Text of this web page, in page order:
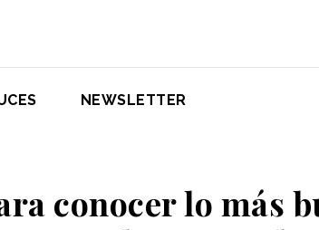
NEWSLETTER
conocer lo más